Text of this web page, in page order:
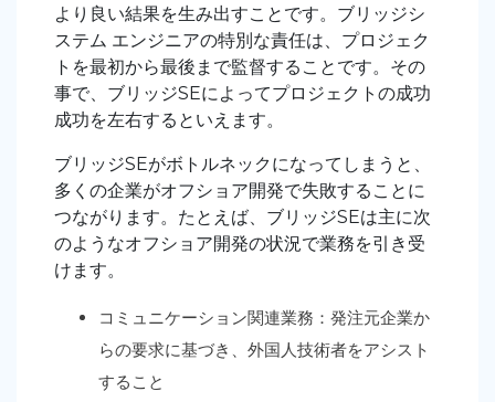
より良い結果を生み出すことです。ブリッジシ
ステム エンジニアの特別な責任は、プロジェク
トを最初から最後まで監督することです。その
事で、ブリッジSEによってプロジェクトの成功
成功を左右するといえます。
ブリッジSEがボトルネックになってしまうと、
多くの企業がオフショア開発で失敗することに
つながります。たとえば、ブリッジSEは主に次
のようなオフショア開発の状況で業務を引き受
けます。
コミュニケーション関連業務：発注元企業か
らの要求に基づき、外国人技術者をアシスト
すること